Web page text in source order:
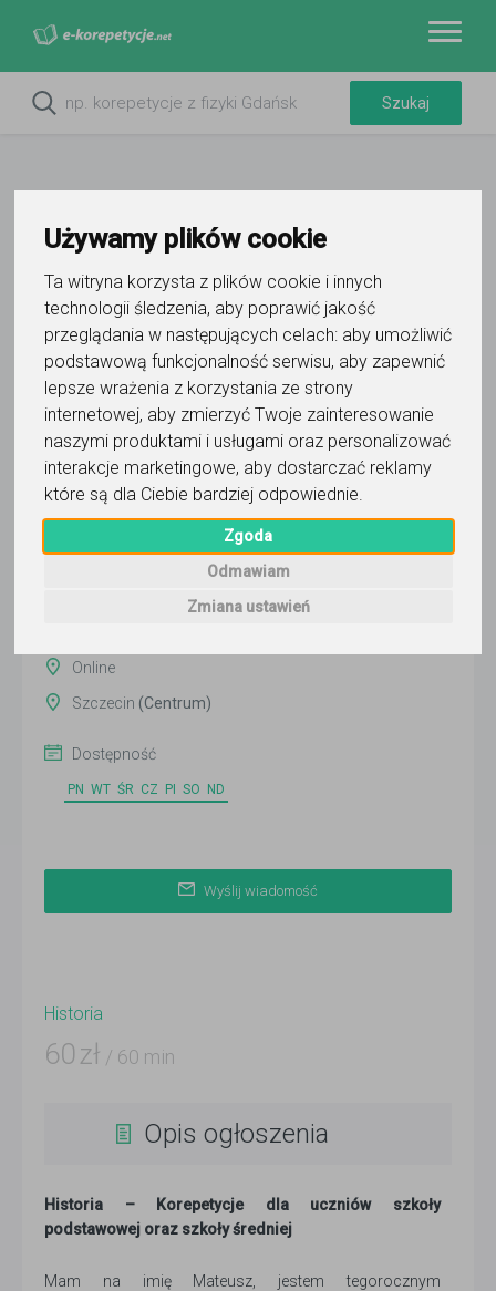
Używamy plików cookie
Ta witryna korzysta z plików cookie i innych
technologii śledzenia, aby poprawić jakość
przeglądania w następujących celach: aby umożliwić
podstawową funkcjonalność serwisu, aby zapewnić
lepsze wrażenia z korzystania ze strony
internetowej, aby zmierzyć Twoje zainteresowanie
naszymi produktami i usługami oraz personalizować
interakcje marketingowe, aby dostarczać reklamy
które są dla Ciebie bardziej odpowiednie
Zgoda
Odmawiam
Zmiana ustawień
Do ulubionych
Oznacz wystąpienie kontaktu
Mateusz Wojciechowski
Wyślij wiadomość
Ostatnia aktywność:
Online
Szczecin (Centrum)
Dostępność
PN WT ŚR CZ PI SO ND
Wyślij wiadomość
Historia
60 zł / 60 min
Opis ogłoszenia
Historia – Korepetycje dla uczniów szkoły
podstawowej oraz szkoły średniej
Mam na imię Mateusz, jestem tegorocznym